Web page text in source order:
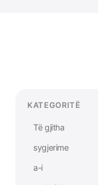
KATEGORITË
Të gjitha
sygjerime
a-i